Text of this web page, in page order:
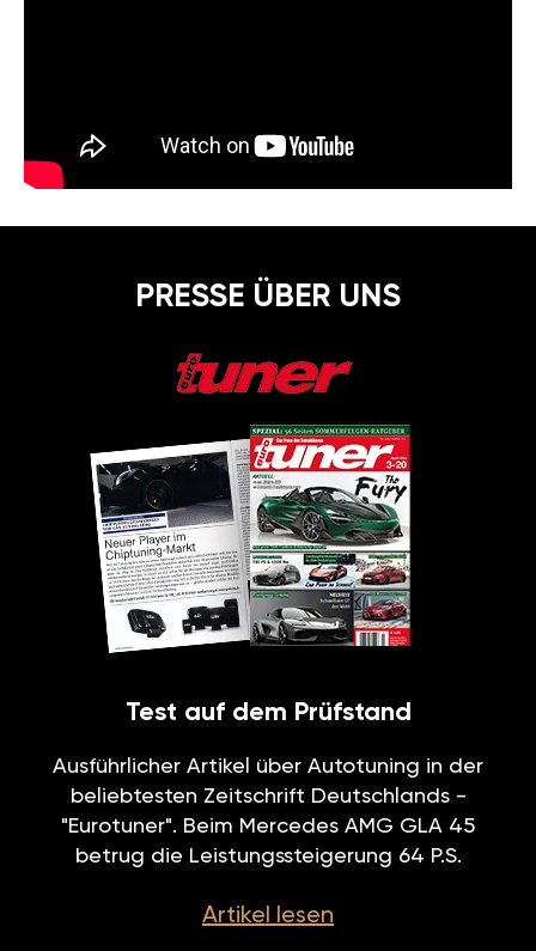
PRESSE ÜBER UNS
Test auf dem Prüfstand
Ausführlicher Artikel über Autotuning in der
beliebtesten Zeitschrift Deutschlands -
"Eurotuner". Beim Mercedes AMG GLA 45
betrug die Leistungssteigerung 64 P.S.
Artikel lesen